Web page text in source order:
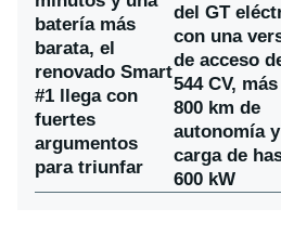
batería más
barata, el
renovado Smart
#1 llega con
fuertes
argumentos
para triunfar
del GT
con una
de acceso
544 CV,
800 km de
autonomía y
carga de
600 kW